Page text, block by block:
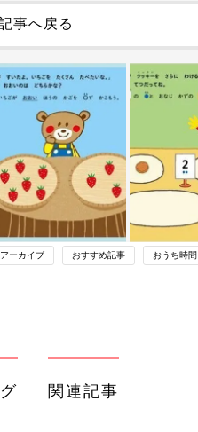
事へ戻る
アーカイブ おすすめ記事 おうち時間
関連記事